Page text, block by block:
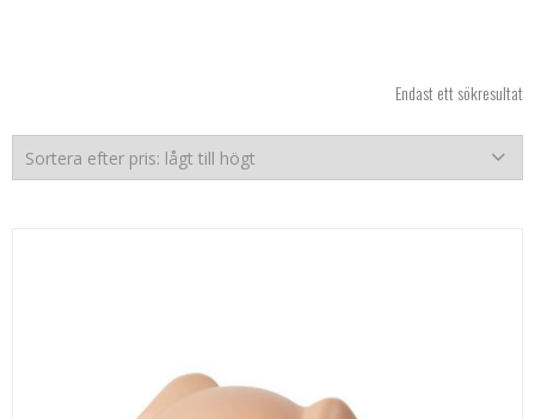
Endast ett sökresultat